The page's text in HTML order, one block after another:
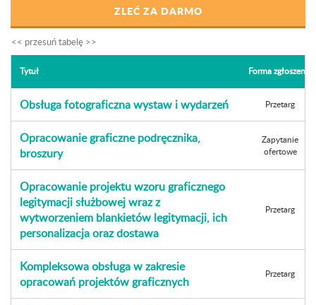
ZLEĆ ZA DARMO
Tytuł Forma zgłoszenia
Obsługa fotograficzna wystaw i wydarzeń Przetarg
Opracowanie graficzne podręcznika,
broszury
Zapytanie
ofertowe
Opracowanie projektu wzoru graficznego
legitymacji służbowej wraz z
wytworzeniem blankietów legitymacji, ich
personalizacja oraz dostawa
Przetarg
Kompleksowa obsługa w zakresie
opracowań projektów graficznych
Przetarg